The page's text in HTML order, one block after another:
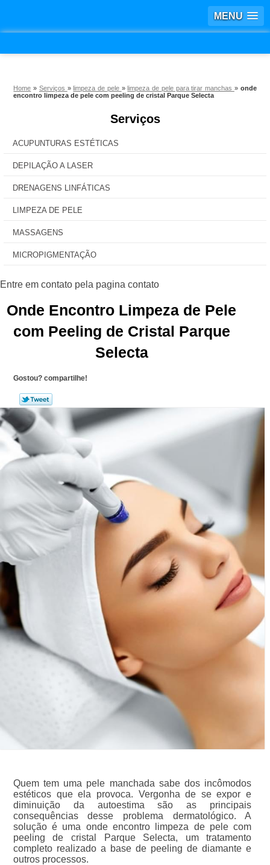
MENU
Home » Serviços »limpeza de pele »limpeza de pele para tirar manchas » onde
encontro limpeza de pele com peeling de cristal Parque Selecta
Serviços
ACUPUNTURAS ESTÉTICAS
DEPILAÇÃO A LASER
DRENAGENS LINFÁTICAS
LIMPEZA DE PELE
MASSAGENS
MICROPIGMENTAÇÃO
Onde Encontro Limpeza de Pele
com Peeling de Cristal Parque
Selecta
Gostou? compartilhe!
Quem tem uma pele manchada sabe dos incômodos
estéticos que ela provoca. Vergonha de se expor e
diminuição da autoestima são as principais
consequências desse problema dermatológico. A
solução é uma onde encontro limpeza de pele com
peeling de cristal Parque Selecta, um tratamento
completo realizado a base de peeling de diamante e
outros processos.